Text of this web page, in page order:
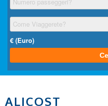
ALICOST